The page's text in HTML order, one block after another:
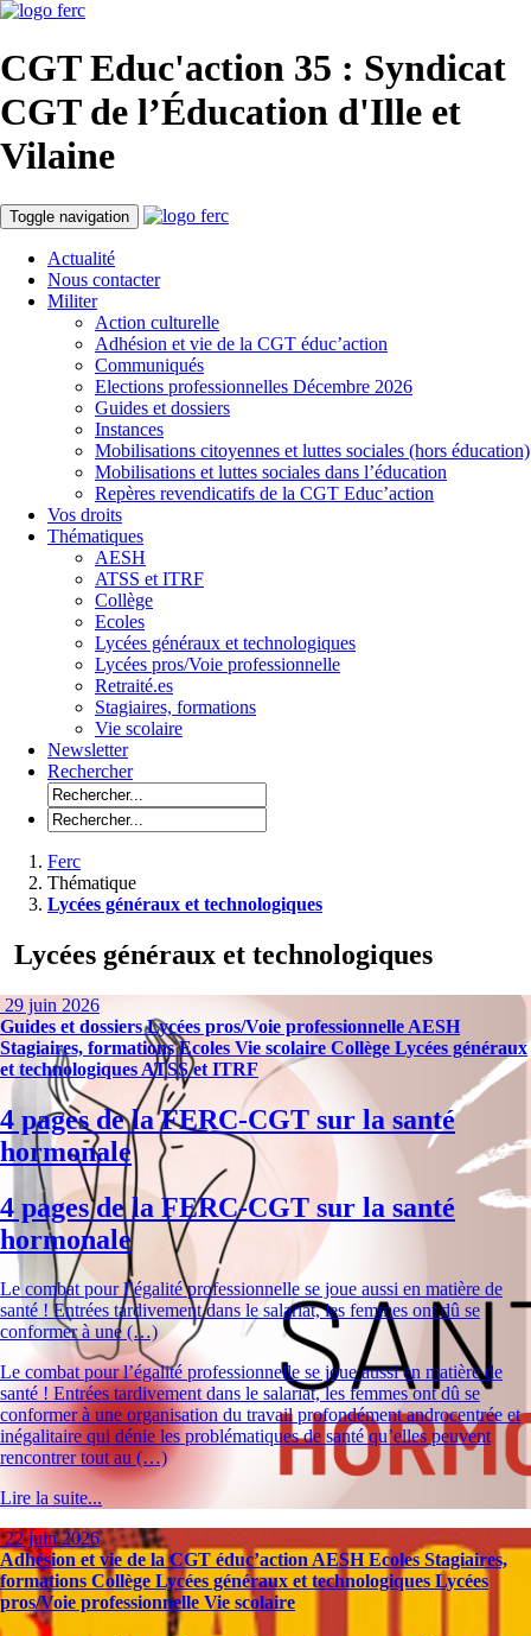
CGT Educ'action 35 : Syndicat
CGT de l’Éducation d'Ille et
Vilaine
Toggle navigation
Actualité
Nous contacter
Militer
Action culturelle
Adhésion et vie de la CGT éduc’action
Communiqués
Elections professionnelles Décembre 2026
Guides et dossiers
Instances
Mobilisations citoyennes et luttes sociales (hors éducation)
Mobilisations et luttes sociales dans l’éducation
Repères revendicatifs de la CGT Educ’action
Vos droits
Thématiques
AESH
ATSS et ITRF
Collège
Ecoles
Lycées généraux et technologiques
Lycées pros/Voie professionnelle
Retraité.es
Stagiaires, formations
Vie scolaire
Newsletter
Rechercher
Ferc
Thématique
Lycées généraux et technologiques
Lycées généraux et technologiques
29 juin 2026
Guides et dossiersLycées pros/Voie professionnelle AESH
Stagiaires, formationsEcoles Vie scolaire Collège Lycées généraux
et technologiques ATSS et ITRF
4 pages de la FERC-CGT sur la santé
hormonale
4 pages de la FERC-CGT sur la santé
hormonale
Le combat pour l’égalité professionnelle se joue aussi en matière de
santé ! Entrées tardivement dans le salariat, les femmes ont dû se
conformer à une (…)
Le combat pour l’égalité professionnelle se joue aussi en matière de
santé ! Entrées tardivement dans le salariat, les femmes ont dû se
conformer à une organisation du travail profondément androcentrée et
inégalitaire qui dénie les problématiques de santé qu’elles peuvent
rencontrer tout au (…)
Lire la suite...
22 juin 2026
Adhésion et vie de la CGT éduc’actionAESHEcoles Stagiaires,
formations Collège Lycées généraux et technologiques Lycées
pros/Voie professionnelle Vie scolaire